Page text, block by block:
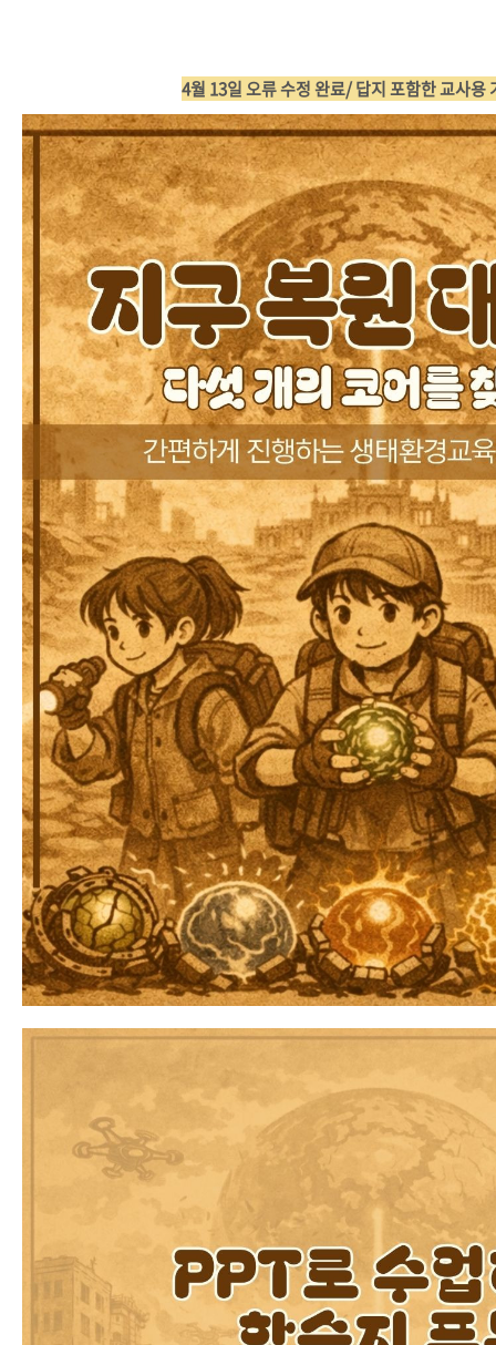
4월 13일 오류 수정 완료/ 답지 포함한 교사용